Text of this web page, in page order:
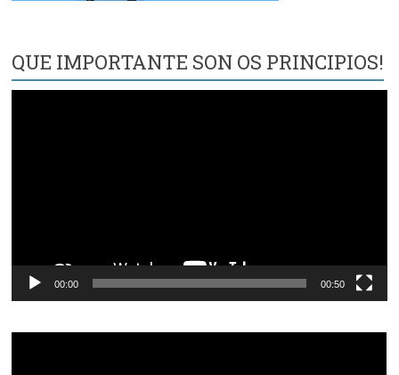
QUE IMPORTANTE SON OS PRINCIPIOS!
00:00 00:50